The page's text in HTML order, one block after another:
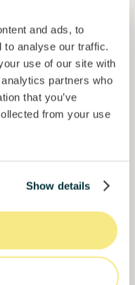
and ads, to
to analyse our traffic.
use of our site with
partners who
that you’ve
from your use
Show details
resilientes.
50,6%
target